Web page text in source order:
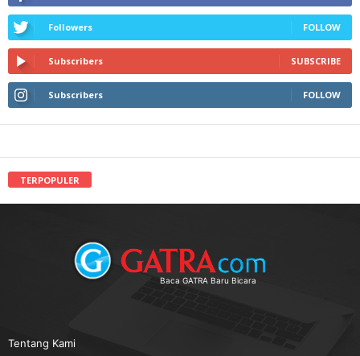
Followers FOLLOW
Subscribers SUBSCRIBE
Subscribers FOLLOW